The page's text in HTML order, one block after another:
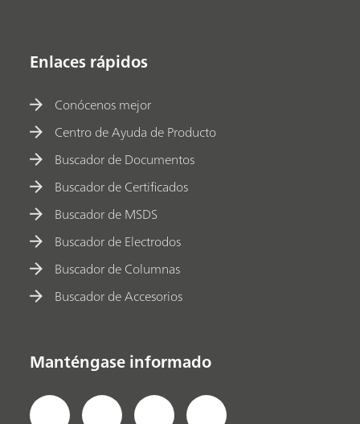
Enlaces rápidos
Conócenos mejor
Centro de Ayuda de Producto
Buscador de Documentos
Buscador de Certificados
Buscador de MSDS
Buscador de Electrodos
Buscador de Columnas
Buscador de Accesorios
Manténgase informado